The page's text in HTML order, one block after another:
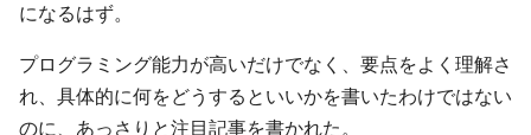
になるはず。
プログラミング能力が高いだけでなく、要点をよく理解さ
れ、具体的に何をどうするといいかを書いたわけではない
のに、あっさりと注目記事を書かれた。